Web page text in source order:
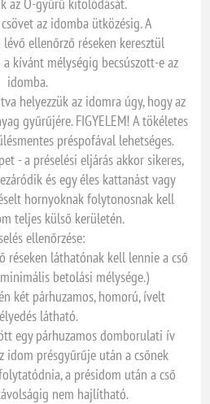
az idomba ütközésig. A
ellenőrző réseken keresztül
kívánt mélységig becsúszott-e az
idomba.
helyezzük az idomra úgy, hogy az
gyűrűjére. FIGYELEM! A tökéletes
préspofával lehetséges.
- a préselési eljárás akkor sikeres,
és egy éles kattanást vagy
hornyoknak folytonosnak kell
teljes külső kerületén.
ellenőrzése:
réseken láthatónak kell lennie a cső
betolási mélysége.)
két párhuzamos, homorú, ívelt
látható.
egy párhuzamos domborulati ív
idom présgyűrűje után a csőnek
a présidom után a cső
nem hajlítható.